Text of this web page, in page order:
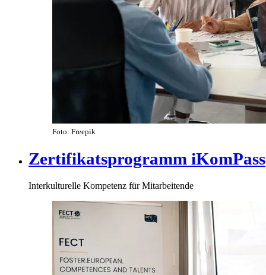
Foto: Freepik
Zertifikatsprogramm iKomPass
Interkulturelle Kompetenz für Mitarbeitende